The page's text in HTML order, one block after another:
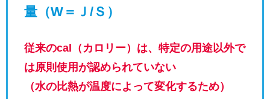
量（W＝Ｊ/Ｓ）
従来のcal（カロリー）は、特定の用途以外で
は原則使用が認められていない
（水の比熱が温度によって変化するため）